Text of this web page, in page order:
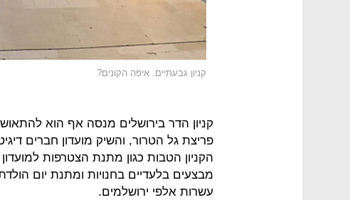
קניון גבעתיים. איפה הקונים?
קניון הדר בירושלים מנסה אף הוא
פריצת גל הטרור, והשיק מועדון חברים
הקניון הטבות כגון מתנת הצטרפות
מבצעים בלעדיים בחנויות ומתנת יום
עשרות אלפי ירושלמים.